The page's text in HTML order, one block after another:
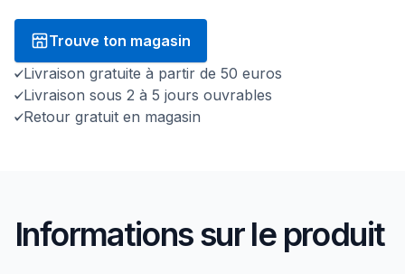
Trouve ton magasin
Livraison gratuite à partir de 50 euros
Livraison sous 2 à 5 jours ouvrables
Retour gratuit en magasin
Informations sur le produit